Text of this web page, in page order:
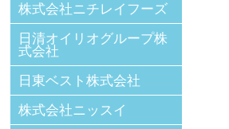
株式会社ニチレイフーズ
日清オイリオグループ株
式会社
日東ベスト株式会社
株式会社ニッスイ